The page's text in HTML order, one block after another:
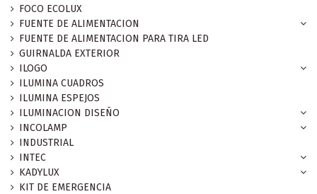
FOCO ECOLUX
FUENTE DE ALIMENTACION
FUENTE DE ALIMENTACION PARA TIRA LED
GUIRNALDA EXTERIOR
ILOGO
ILUMINA CUADROS
ILUMINA ESPEJOS
ILUMINACION DISEÑO
INCOLAMP
INDUSTRIAL
INTEC
KADYLUX
KIT DE EMERGENCIA